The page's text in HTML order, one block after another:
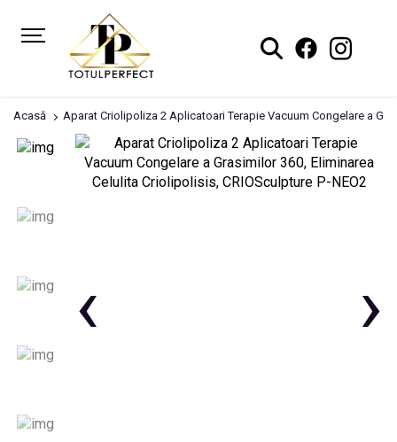
Acasă Aparat Criolipoliza 2 Aplicatoari Terapie Vacuum Congelare a
›
‹